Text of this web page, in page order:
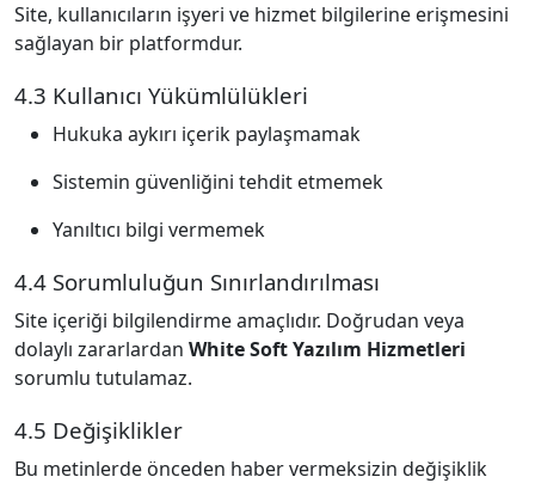
Site, kullanıcıların işyeri ve hizmet bilgilerine erişmesini
sağlayan bir platformdur.
4.3 Kullanıcı Yükümlülükleri
Hukuka aykırı içerik paylaşmamak
Sistemin güvenliğini tehdit etmemek
Yanıltıcı bilgi vermemek
4.4 Sorumluluğun Sınırlandırılması
Site içeriği bilgilendirme amaçlıdır. Doğrudan veya
dolaylı zararlardan White Soft Yazılım Hizmetleri
sorumlu tutulamaz.
4.5 Değişiklikler
Bu metinlerde önceden haber vermeksizin değişiklik